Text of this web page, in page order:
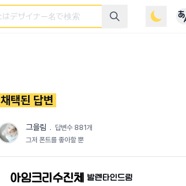
채택된 답변
그을림 ﹒ 답변수 881개
그저 폰트를 좋아할 뿐
발렌타인드림